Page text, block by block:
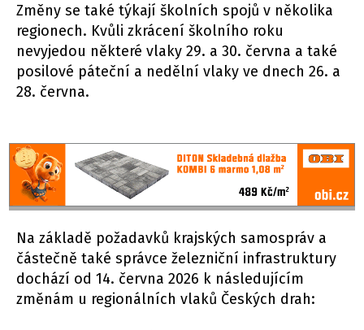
Změny se také týkají školních spojů v několika
regionech. Kvůli zkrácení školního roku
nevyjedou některé vlaky 29. a 30. června a také
posilové páteční a nedělní vlaky ve dnech 26. a
28. června.
Na základě požadavků krajských samospráv a
částečně také správce železniční infrastruktury
dochází od 14. června 2026 k následujícím
změnám u regionálních vlaků Českých drah: